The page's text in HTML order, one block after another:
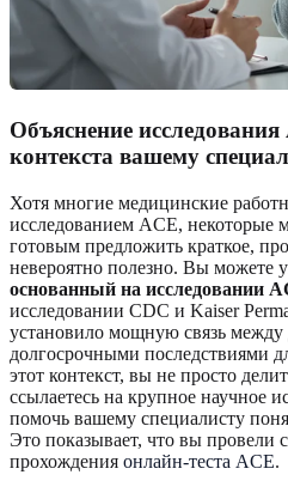
Объяснение
контекста вашему
Хотя многие медицинские
исследованием ACE, некоторые
готовым предложить краткое,
невероятно полезно. Вы можете
основанный на исследовании
исследовании CDC и Kaiser
установило мощную связь между
долгосрочными последствиями
этот контекст, вы не просто
ссылаетесь на крупное научное
помочь вашему специалисту
Это показывает, что вы провели
прохождения онлайн-теста ACE.